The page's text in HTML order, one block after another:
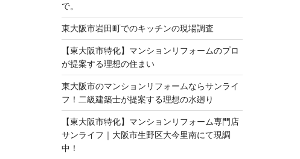
で。
東大阪市岩田町でのキッチンの現場調査
【東大阪市特化】マンションリフォームのプロ
が提案する理想の住まい
東大阪市のマンションリフォームならサンライ
フ！二級建築士が提案する理想の水廻り
【東大阪市特化】マンションリフォーム専門店
サンライフ｜大阪市生野区大今里南にて現調
中！